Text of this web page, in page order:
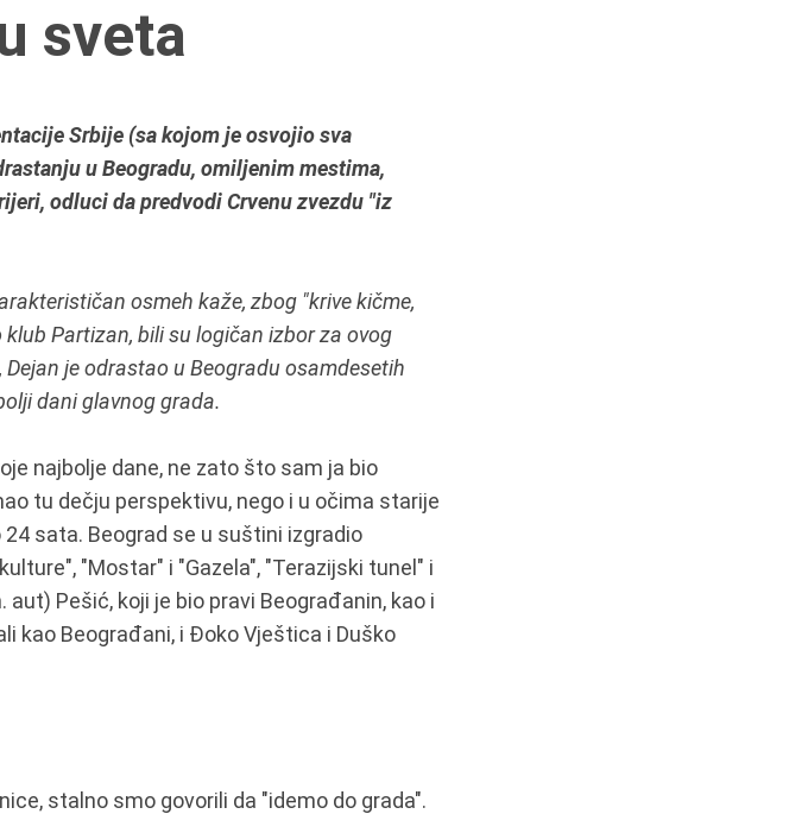
sveta
Srbije (sa kojom je osvojio sva
u Beogradu, omiljenim mestima,
odluci da predvodi Crvenu zvezdu "iz
osmeh kaže, zbog "krive kičme,
Partizan, bili su logičan izbor za ovog
je odrastao u Beogradu osamdesetih
dani glavnog grada.
najbolje dane, ne zato što sam ja bio
tu dečju perspektivu, nego i u očima starije
sata. Beograd se u suštini izgradio
"Mostar" i "Gazela", "Terazijski tunel" i
Pešić, koji je bio pravi Beograđanin, kao i
kao Beograđani, i Đoko Vještica i Duško
stalno smo govorili da "idemo do grada".